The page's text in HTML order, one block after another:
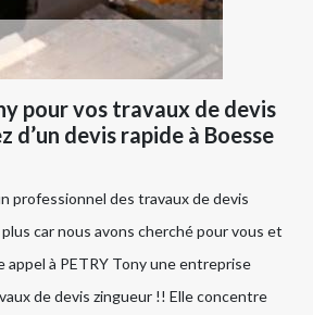
pour vos travaux de devis
d’un devis rapide à Boesse
professionnel des travaux de devis
car nous avons cherché pour vous et
appel à PETRY Tony une entreprise
de devis zingueur !! Elle concentre